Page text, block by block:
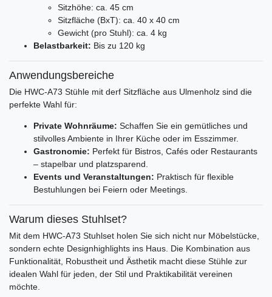
Sitzhöhe: ca. 45 cm
Sitzfläche (BxT): ca. 40 x 40 cm
Gewicht (pro Stuhl): ca. 4 kg
Belastbarkeit: Bis zu 120 kg
Anwendungsbereiche
Die HWC-A73 Stühle mit derf Sitzfläche aus Ulmenholz sind die
perfekte Wahl für:
Private Wohnräume: Schaffen Sie ein gemütliches und
stilvolles Ambiente in Ihrer Küche oder im Esszimmer.
Gastronomie: Perfekt für Bistros, Cafés oder Restaurants
– stapelbar und platzsparend.
Events und Veranstaltungen: Praktisch für flexible
Bestuhlungen bei Feiern oder Meetings.
Warum dieses Stuhlset?
Mit dem HWC-A73 Stuhlset holen Sie sich nicht nur Möbelstücke,
sondern echte Designhighlights ins Haus. Die Kombination aus
Funktionalität, Robustheit und Ästhetik macht diese Stühle zur
idealen Wahl für jeden, der Stil und Praktikabilität vereinen
möchte.